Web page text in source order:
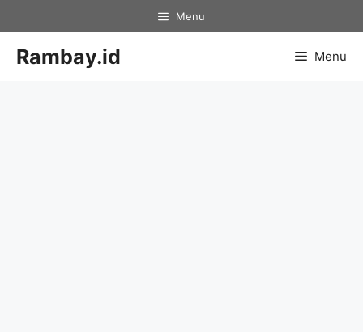
to
content
Menu
Rambay.id Menu